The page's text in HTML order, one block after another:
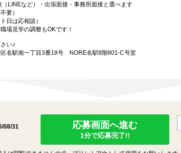
LINEなど）・出張面接・事務所面接と選べます
要）
日は応相談）
場見学の調整もOKです！
い♪
名駅南一丁目3番18号 NORE名駅8階801-C号室
08/31
応募画面へ進む
1分で応募完了!!